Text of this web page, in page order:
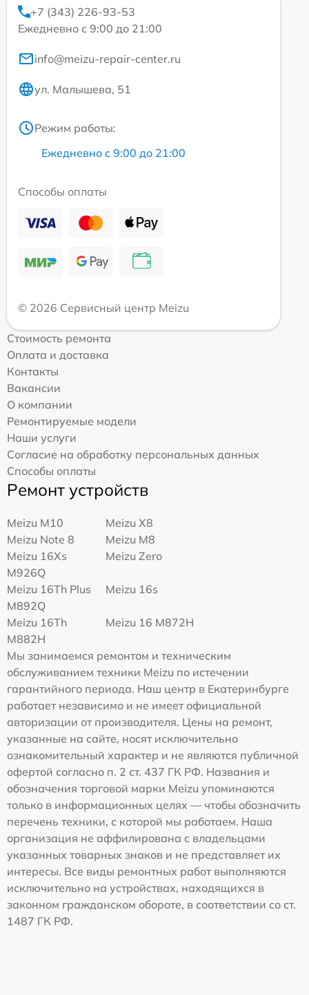
+7 (343) 226-93-53
Ежедневно с 9:00 до 21:00
info@meizu-repair-center.ru
ул. Малышева, 51
Режим работы:
Ежедневно с 9:00 до 21:00
Способы оплаты
© 2026 Сервисный центр Meizu
Стоимость ремонта
Оплата и доставка
Контакты
Вакансии
О компании
Ремонтируемые модели
Наши услуги
Согласие на обработку персональных данных
Способы оплаты
Ремонт устройств
Meizu M10
Meizu X8
Meizu Note 8
Meizu M8
Meizu 16Xs
M926Q
Meizu Zero
Meizu 16Th Plus
M892Q
Meizu 16s
Meizu 16Th
M882H
Meizu 16 M872H
Мы занимаемся ремонтом и техническим
обслуживанием техники Meizu по истечении
гарантийного периода. Наш центр в Екатеринбурге
работает независимо и не имеет официальной
авторизации от производителя. Цены на ремонт,
указанные на сайте, носят исключительно
ознакомительный характер и не являются публичной
офертой согласно п. 2 ст. 437 ГК РФ. Названия и
обозначения торговой марки Meizu упоминаются
только в информационных целях — чтобы обозначить
перечень техники, с которой мы работаем. Наша
организация не аффилирована с владельцами
указанных товарных знаков и не представляет их
интересы. Все виды ремонтных работ выполняются
исключительно на устройствах, находящихся в
законном гражданском обороте, в соответствии со ст.
1487 ГК РФ.